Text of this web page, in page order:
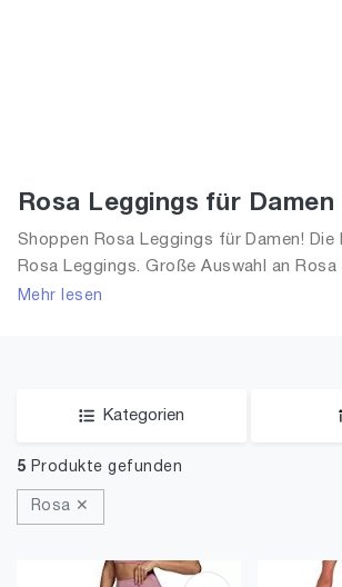
Rosa Leggings für Damen
Shoppen Rosa Leggings für Damen! Die
Rosa Leggings. Große Auswahl an Rosa
alle Trends aus 2026 für Frauen!
Mehr lesen
Kategorien
5 Produkte gefunden
Rosa ✕